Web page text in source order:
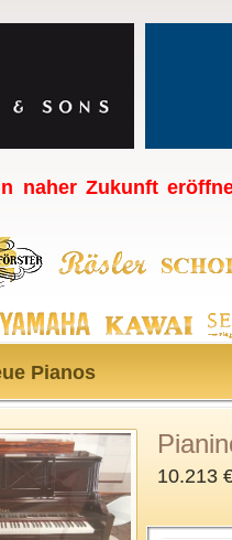
naher Zukunft
Pianos
10.213